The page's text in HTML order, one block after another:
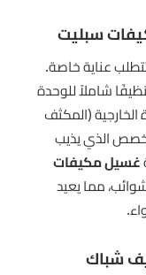
سبليت
عناية خاصة.
شاملاً للوحدة
الخارجية (المكثف
الذي يذيب
غسيل مكيفات
مما يعيد
شباك